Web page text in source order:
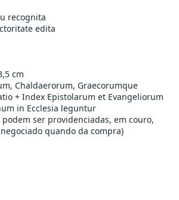
recognita
edita
cm
Chaldaerorum, Graecorumque
+ Index Epistolarum et Evangeliorum
in Ecclesia leguntur
podem ser providenciadas, em couro,
quando da compra)